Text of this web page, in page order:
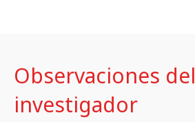
Observaciones del
investigador